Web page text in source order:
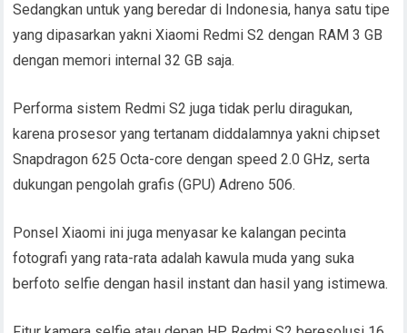
Sedangkan untuk yang beredar di Indonesia, hanya satu tipe
yang dipasarkan yakni Xiaomi Redmi S2 dengan RAM 3 GB
dengan memori internal 32 GB saja.
Performa sistem Redmi S2 juga tidak perlu diragukan,
karena prosesor yang tertanam diddalamnya yakni chipset
Snapdragon 625 Octa-core dengan speed 2.0 GHz, serta
dukungan pengolah grafis (GPU) Adreno 506.
Ponsel Xiaomi ini juga menyasar ke kalangan pecinta
fotografi yang rata-rata adalah kawula muda yang suka
berfoto selfie dengan hasil instant dan hasil yang istimewa.